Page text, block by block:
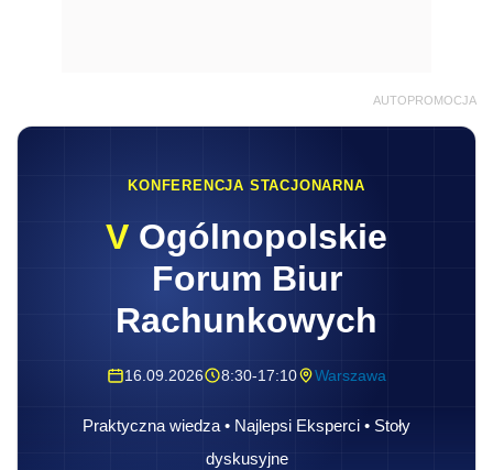
AUTOPROMOCJA
KONFERENCJA STACJONARNA
V Ogólnopolskie
Forum Biur
Rachunkowych
16.09.2026 8:30-17:10 Warszawa
Praktyczna wiedza • Najlepsi Eksperci • Stoły
dyskusyjne